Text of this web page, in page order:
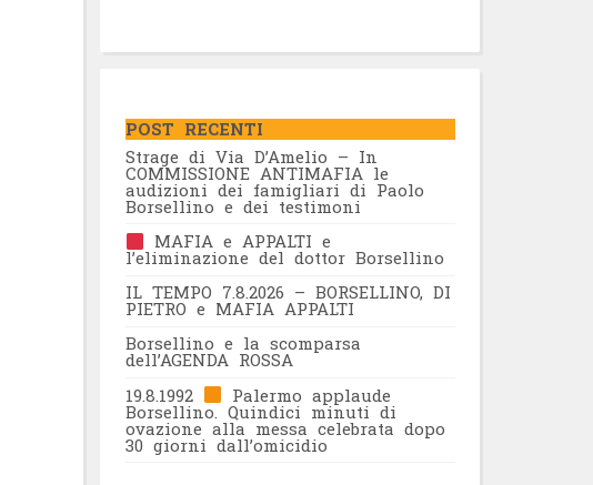
POST RECENTI
Strage di Via D’Amelio – In
COMMISSIONE ANTIMAFIA le
audizioni dei famigliari di Paolo
Borsellino e dei testimoni
MAFIA e APPALTI e
l’eliminazione del dottor Borsellino
IL TEMPO 7.8.2026 – BORSELLINO, DI
PIETRO e MAFIA APPALTI
Borsellino e la scomparsa
dell’AGENDA ROSSA
19.8.1992
Palermo applaude
Borsellino. Quindici minuti di
ovazione alla messa celebrata dopo
30 giorni dall’omicidio